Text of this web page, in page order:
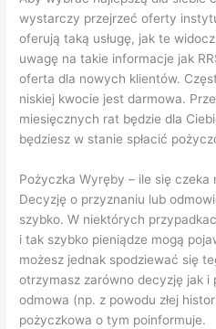
wystarczy przejrzeć oferty
oferują taką usługę, jak te
uwagę na takie informacje jak
oferta dla nowych klientów.
niskiej kwocie jest darmowa.
miesięcznych rat będzie dla
będziesz w stanie spłacić
Pożyczka Wyręby – ile się czeka
Decyzję o przyznaniu lub
szybko. W niektórych
i tak szybko pieniądze mogą
możesz jednak spodziewać się
otrzymasz zarówno decyzję jak i
odmowa (np. z powodu złej
pożyczkowa o tym poinformuje.